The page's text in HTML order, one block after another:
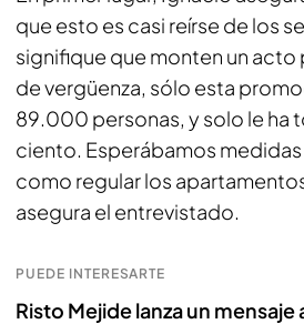
que esto es casi reírse de los
signifique que monten un
de vergüenza, sólo esta
89.000 personas, y solo le ha
ciento. Esperábamos
como regular los
asegura el entrevistado.
PUEDE INTERESARTE
Risto Mejide lanza un